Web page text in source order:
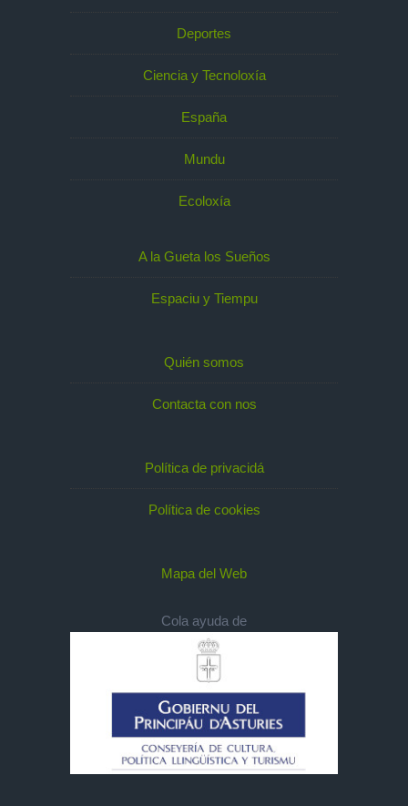
Deportes
Ciencia y Tecnoloxía
España
Mundu
Ecoloxía
A la Gueta los Sueños
Espaciu y Tiempu
Quién somos
Contacta con nos
Política de privacidá
Política de cookies
Mapa del Web
Cola ayuda de